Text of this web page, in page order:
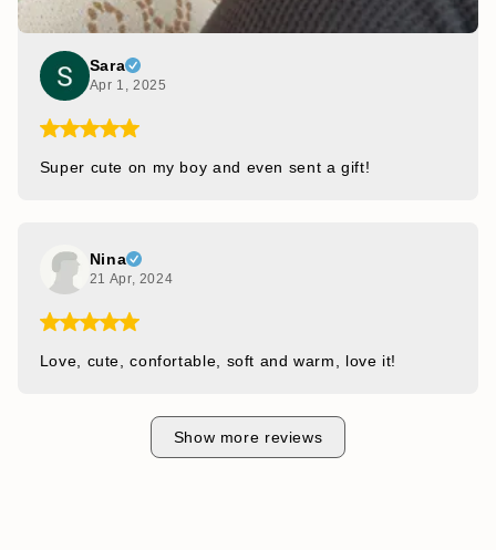
Sara
Apr 1, 2025
Super cute on my boy and even sent a gift!
Nina
21 Apr, 2024
Love, cute, confortable, soft and warm, love it!
Show more reviews